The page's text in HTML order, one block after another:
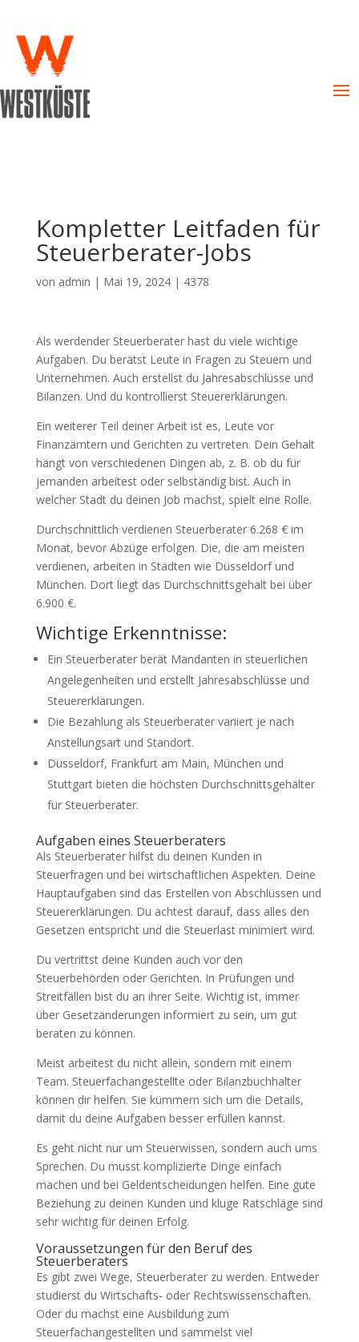
Kompletter Leitfaden für
Steuerberater-Jobs
von admin | Mai 19, 2024| 4378
Als werdender Steuerberater hast du viele wichtige
Aufgaben. Du berätst Leute in Fragen zu Steuern und
Unternehmen. Auch erstellst du Jahresabschlüsse und
Bilanzen. Und du kontrollierst Steuererklärungen.
Ein weiterer Teil deiner Arbeit ist es, Leute vor
Finanzämtern und Gerichten zu vertreten. Dein Gehalt
hängt von verschiedenen Dingen ab, z. B. ob du für
jemanden arbeitest oder selbständig bist. Auch in
welcher Stadt du deinen Job machst, spielt eine Rolle.
Durchschnittlich verdienen Steuerberater 6.268 € im
Monat, bevor Abzüge erfolgen. Die, die am meisten
verdienen, arbeiten in Städten wie Düsseldorf und
München. Dort liegt das Durchschnittsgehalt bei über
6.900 €.
Wichtige Erkenntnisse:
Ein Steuerberater berät Mandanten in steuerlichen
Angelegenheiten und erstellt Jahresabschlüsse und
Steuererklärungen.
Die Bezahlung als Steuerberater variiert je nach
Anstellungsart und Standort.
Düsseldorf, Frankfurt am Main, München und
Stuttgart bieten die höchsten Durchschnittsgehälter
für Steuerberater.
Aufgaben eines Steuerberaters
Als Steuerberater hilfst du deinen Kunden in
Steuerfragen und bei wirtschaftlichen Aspekten. Deine
Hauptaufgaben sind das Erstellen von Abschlüssen und
Steuererklärungen. Du achtest darauf, dass alles den
Gesetzen entspricht und die Steuerlast minimiert wird.
Du vertrittst deine Kunden auch vor den
Steuerbehörden oder Gerichten. In Prüfungen und
Streitfällen bist du an ihrer Seite. Wichtig ist, immer
über Gesetzänderungen informiert zu sein, um gut
beraten zu können.
Meist arbeitest du nicht allein, sondern mit einem
Team. Steuerfachangestellte oder Bilanzbuchhalter
können dir helfen. Sie kümmern sich um die Details,
damit du deine Aufgaben besser erfüllen kannst.
Es geht nicht nur um Steuerwissen, sondern auch ums
Sprechen. Du musst komplizierte Dinge einfach
machen und bei Geldentscheidungen helfen. Eine gute
Beziehung zu deinen Kunden und kluge Ratschläge sind
sehr wichtig für deinen Erfolg.
Voraussetzungen für den Beruf des
Steuerberaters
Es gibt zwei Wege, Steuerberater zu werden. Entweder
studierst du Wirtschafts- oder Rechtswissenschaften.
Oder du machst eine Ausbildung zum
Steuerfachangestellten und sammelst viel